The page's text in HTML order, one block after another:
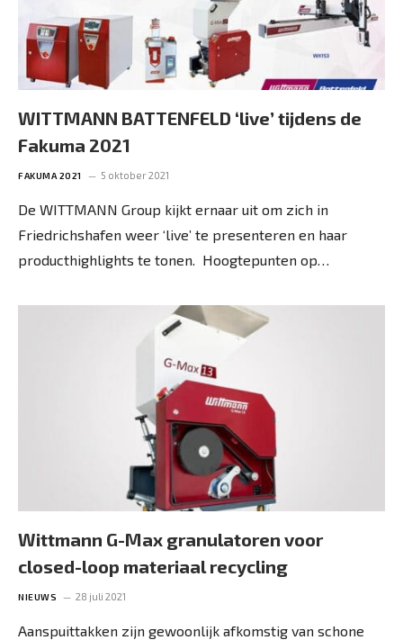
WITTMANN BATTENFELD ‘live’ tijdens de
Fakuma 2021
FAKUMA 2021 5 oktober 2021
De WITTMANN Group kijkt ernaar uit om zich in
Friedrichshafen weer ‘live’ te presenteren en haar
producthighlights te tonen. Hoogtepunten op…
Wittmann G-Max granulatoren voor
closed-loop materiaal recycling
NIEUWS 28 juli 2021
Aanspuittakken zijn gewoonlijk afkomstig van schone